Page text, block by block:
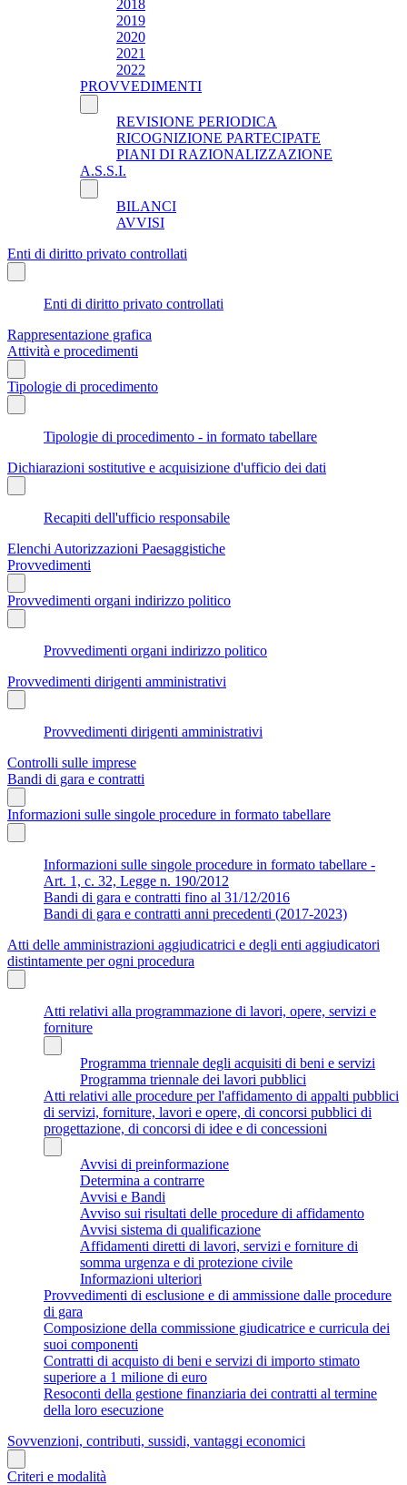
2018
2019
2020
2021
2022
PROVVEDIMENTI
REVISIONE PERIODICA
RICOGNIZIONE PARTECIPATE
PIANI DI RAZIONALIZZAZIONE
A.S.S.I.
BILANCI
AVVISI
Enti di diritto privato controllati
Enti di diritto privato controllati
Rappresentazione grafica
Attività e procedimenti
Tipologie di procedimento
Tipologie di procedimento - in formato tabellare
Dichiarazioni sostitutive e acquisizione d'ufficio dei dati
Recapiti dell'ufficio responsabile
Elenchi Autorizzazioni Paesaggistiche
Provvedimenti
Provvedimenti organi indirizzo politico
Provvedimenti organi indirizzo politico
Provvedimenti dirigenti amministrativi
Provvedimenti dirigenti amministrativi
Controlli sulle imprese
Bandi di gara e contratti
Informazioni sulle singole procedure in formato tabellare
Informazioni sulle singole procedure in formato tabellare -
Art. 1, c. 32, Legge n. 190/2012
Bandi di gara e contratti fino al 31/12/2016
Bandi di gara e contratti anni precedenti (2017-2023)
Atti delle amministrazioni aggiudicatrici e degli enti aggiudicatori
distintamente per ogni procedura
Atti relativi alla programmazione di lavori, opere, servizi e
forniture
Programma triennale degli acquisiti di beni e servizi
Programma triennale dei lavori pubblici
Atti relativi alle procedure per l'affidamento di appalti pubblici
di servizi, forniture, lavori e opere, di concorsi pubblici di
progettazione, di concorsi di idee e di concessioni
Avvisi di preinformazione
Determina a contrarre
Avvisi e Bandi
Avviso sui risultati delle procedure di affidamento
Avvisi sistema di qualificazione
Affidamenti diretti di lavori, servizi e forniture di
somma urgenza e di protezione civile
Informazioni ulteriori
Provvedimenti di esclusione e di ammissione dalle procedure
di gara
Composizione della commissione giudicatrice e curricula dei
suoi componenti
Contratti di acquisto di beni e servizi di importo stimato
superiore a 1 milione di euro
Resoconti della gestione finanziaria dei contratti al termine
della loro esecuzione
Sovvenzioni, contributi, sussidi, vantaggi economici
Criteri e modalità